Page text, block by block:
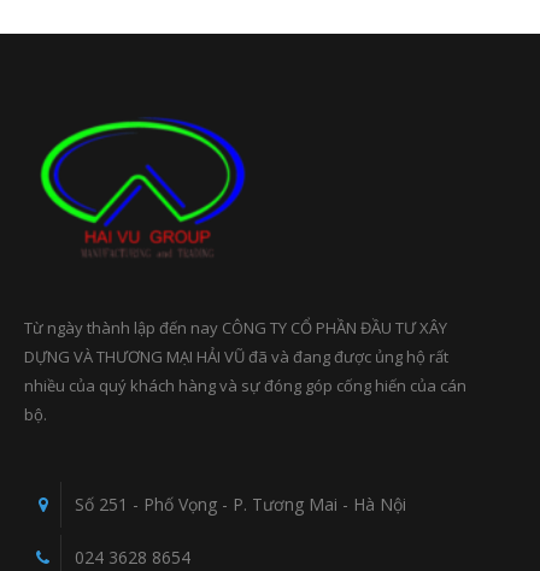
Từ ngày thành lập đến nay CÔNG TY CỔ PHẦN ĐẦU TƯ XÂY
DỰNG VÀ THƯƠNG MẠI HẢI VŨ đã và đang được ủng hộ rất
nhiều của quý khách hàng và sự đóng góp cống hiến của cán
bộ.
Số 251 - Phố Vọng - P. Tương Mai - Hà Nội
024 3628 8654